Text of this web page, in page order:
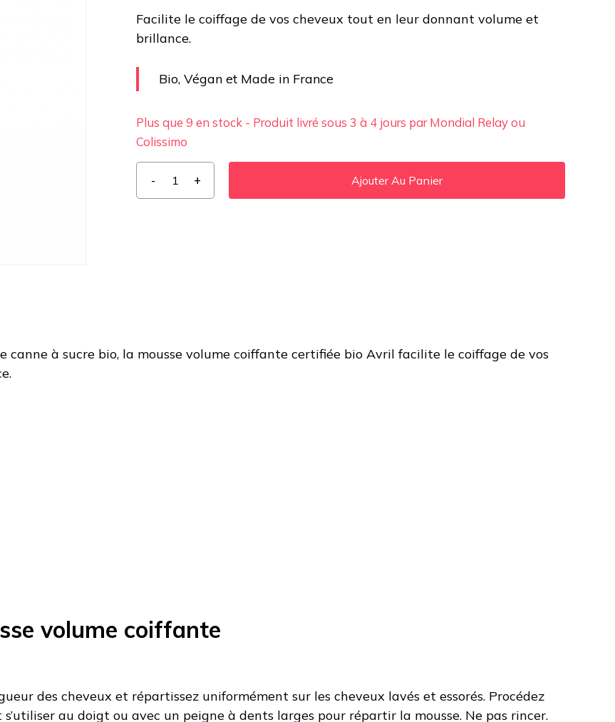
Facilite le coiffage de vos cheveux tout en leur donnant volume et
brillance.
Bio, Végan et Made in France
Plus que 9 en stock - Produit livré sous 3 à 4 jours par Mondial Relay ou
Colissimo
Ajouter Au Panier
canne à sucre bio, la mousse volume coiffante certifiée bio Avril facilite le coiffage de vos
volume coiffante
des cheveux et répartissez uniformément sur les cheveux lavés et essorés. Procédez
au doigt ou avec un peigne à dents larges pour répartir la mousse. Ne pas rincer.